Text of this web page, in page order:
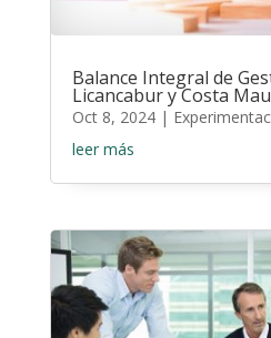
Balance Integral de
Licancabur y Costa
Oct 8, 2024|
leer más